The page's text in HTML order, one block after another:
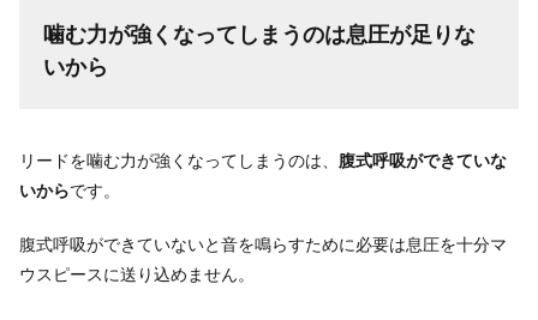
噛む力が強くなってしまうのは息圧が足りな
いから
リードを噛む力が強くなってしまうのは、 腹式呼吸ができていな
いからです。
腹式呼吸ができていないと音を鳴らすために必要は息圧を十分マ
ウスピースに送り込めません。